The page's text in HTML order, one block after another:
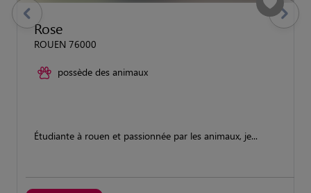
Rose
ROUEN 76000
possède des animaux
Étudiante à rouen et passionnée par les animaux, je...
previous Suivant